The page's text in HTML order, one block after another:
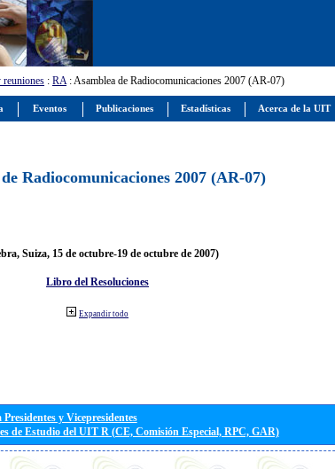
reuniones : RA: Asamblea de Radiocomunicaciones 2007 (AR-07)
Radiocomunicaciones 2007 (AR-07)
Suiza, 15 de octubre-19 de octubre de 2007)
Libro del Resoluciones
Expandir todo
y Vicepresidentes
de Estudio del UIT R (CE, Comisión Especial, RPC, GAR)
Eventos Publicaciones Estadísticas Acerca de la UIT